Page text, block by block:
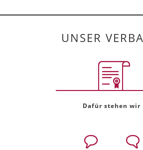
UNSER
Dafür stehen wir